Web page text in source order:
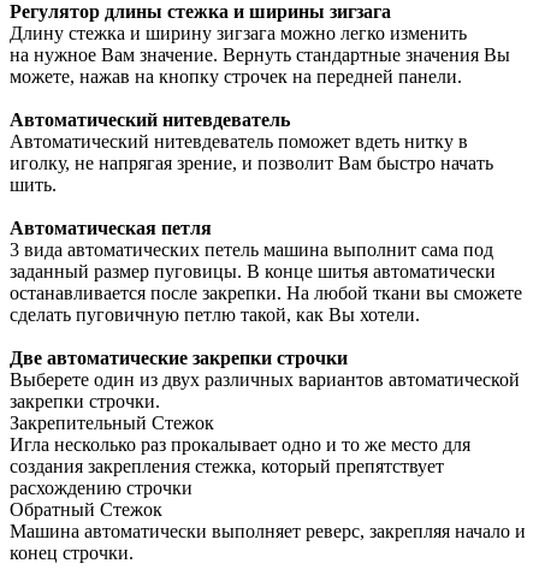
Регулятор длины стежка и ширины зигзага
Длину стежка и ширину зигзага можно легко изменить
на нужное Вам значение. Вернуть стандартные значения Вы
можете, нажав на кнопку строчек на передней панели.
Автоматический нитевдеватель
Автоматический нитевдеватель поможет вдеть нитку в
иголку, не напрягая зрение, и позволит Вам быстро начать
шить.
Автоматическая петля
3 вида автоматических петель машина выполнит сама под
заданный размер пуговицы. В конце шитья автоматически
останавливается после закрепки. На любой ткани вы сможете
сделать пуговичную петлю такой, как Вы хотели.
Две автоматические закрепки строчки
Выберете один из двух различных вариантов автоматической
закрепки строчки.
Закрепительный Стежок
Игла несколько раз прокалывает одно и то же место для
создания закрепления стежка, который препятствует
расхождению строчки
Обратный Стежок
Машина автоматически выполняет реверс, закрепляя начало и
конец строчки.